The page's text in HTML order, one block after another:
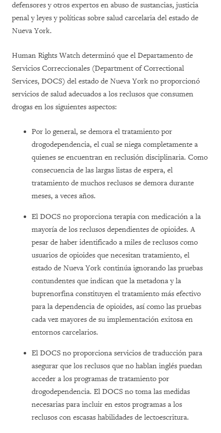
defensores y otros expertos en abuso de sustancias, justicia
penal y leyes y políticas sobre salud carcelaria del estado de
Nueva York.
Human Rights Watch determinó que el Departamento de
Servicios Correccionales (Department of Correctional
Services, DOCS) del estado de Nueva York no proporcionó
servicios de salud adecuados a los reclusos que consumen
drogas en los siguientes aspectos:
Por lo general, se demora el tratamiento por
drogodependencia, el cual se niega completamente a
quienes se encuentran en reclusión disciplinaria. Como
consecuencia de las largas listas de espera, el
tratamiento de muchos reclusos se demora durante
meses, a veces años.
El DOCS no proporciona terapia con medicación a la
mayoría de los reclusos dependientes de opioides. A
pesar de haber identificado a miles de reclusos como
usuarios de opioides que necesitan tratamiento, el
estado de Nueva York continúa ignorando las pruebas
contundentes que indican que la metadona y la
buprenorfina constituyen el tratamiento más efectivo
para la dependencia de opioides, así como las pruebas
cada vez mayores de su implementación exitosa en
entornos carcelarios.
El DOCS no proporciona servicios de traducción para
asegurar que los reclusos que no hablan inglés puedan
acceder a los programas de tratamiento por
drogodependencia. El DOCS no toma las medidas
necesarias para incluir en estos programas a los
reclusos con escasas habilidades de lectoescritura.